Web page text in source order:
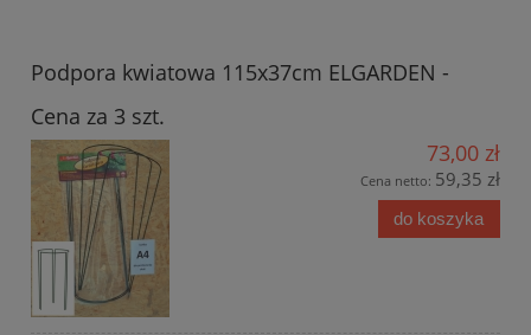
Podpora kwiatowa 115x37cm ELGARDEN -
Cena za 3 szt.
73,00 zł
Cena netto: 59,35 zł
do koszyka